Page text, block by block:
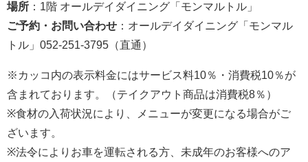
場所 ：1階 オールデイダイニング「モンマルトル」
ご予約・お問い合わせ ：オールデイダイニング「モンマル
トル」052-251-3795（直通）
※カッコ内の表示料金にはサービス料10％・消費税10％が
含まれております。（テイクアウト商品は消費税8％）
※食材の入荷状況により、メニューが変更になる場合がご
ざいます。
※法令によりお車を運転される方、未成年のお客様へのア